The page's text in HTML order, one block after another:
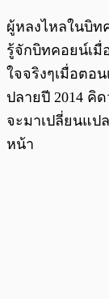
ผู้หลงไหลในบิท
รู้จักบิทคอยน์เมื่
ใจจริงๆเมื่อตอ
ปลายปี 2014 คิ
จะมาเปลี่ยนแป
หน้า